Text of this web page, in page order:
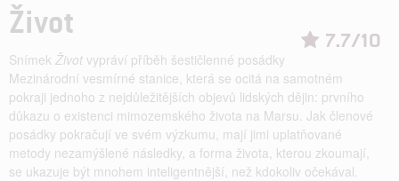
7.7/10
Život
Snímek Život vypráví příběh šestičlenné posádky
Mezinárodní vesmírné stanice, která se ocitá na samotném
pokraji jednoho z nejdůležitějších objevů lidských dějin: prvního
důkazu o existenci mimozemského života na Marsu. Jak členové
posádky pokračují ve svém výzkumu, mají jimi uplatňované
metody nezamýšlené následky, a forma života, kterou zkoumají,
se ukazuje být mnohem inteligentnější, než kdokoliv očekával.